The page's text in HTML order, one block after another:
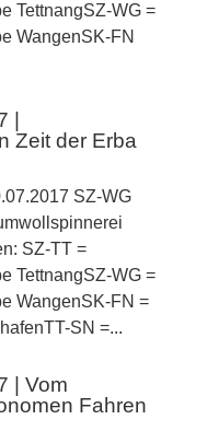
TettnangSZ-WG =
WangenSK-FN
Zeit der Erba
SZ-WG
SZ-TT =
TettnangSZ-WG =
WangenSK-FN =
SN =...
| Vom
Fahren